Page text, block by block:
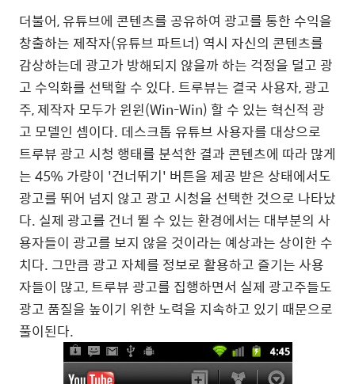
더불어, 유튜브에 콘텐츠를 공유하여 광고를 통한 수익을
창출하는 제작자(유튜브 파트너) 역시 자신의 콘텐츠를
감상하는데 광고가 방해되지 않을까 하는 걱정을 덜고 광
고 수익화를 선택할 수 있다. 트루뷰는 결국 사용자, 광고
주, 제작자 모두가 윈윈(Win-Win) 할 수 있는 혁신적 광
고 모델인 셈이다. 데스크톱 유튜브 사용자를 대상으로
트루뷰 광고 시청 행태를 분석한 결과 콘텐츠에 따라 많게
는 45% 가량이 '건너뛰기' 버튼을 제공 받은 상태에서도
광고를 뛰어 넘지 않고 광고 시청을 선택한 것으로 나타났
다. 실제 광고를 건너 뛸 수 있는 환경에서는 대부분의 사
용자들이 광고를 보지 않을 것이라는 예상과는 상이한 수
치다. 그만큼 광고 자체를 정보로 활용하고 즐기는 사용
자들이 많고, 트루뷰 광고를 집행하면서 실제 광고주들도
광고 품질을 높이기 위한 노력을 지속하고 있기 때문으로
풀이된다.